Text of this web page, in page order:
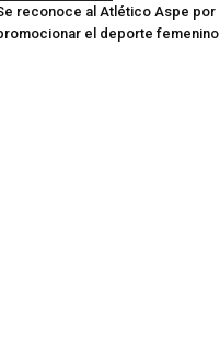
reconoce al Atlético Aspe por
el deporte femenino